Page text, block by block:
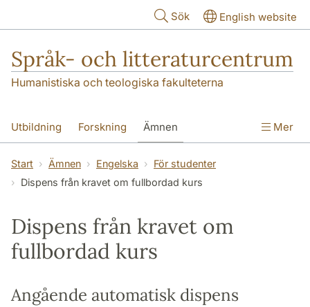
Sök English website
Språk- och litteraturcentrum
Humanistiska och teologiska fakulteterna
Utbildning Forskning Ämnen
SOL-husen Kontakt Institutionen
översättning till svenska
Mer
Start Ämnen Engelska
För studenter
Dispens från kravet om fullbordad kurs
Dispens från kravet om
fullbordad kurs
Angående automatisk dispens